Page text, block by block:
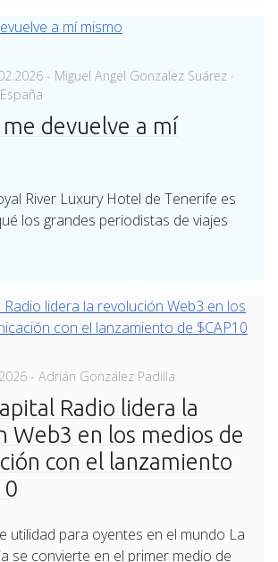
- Miguel Angel Gonzalez Suárez ·
devuelve a mí
River Luxury Hotel de Tenerife es
los grandes periodistas de viajes
- Adrián González Padilla
Radio lidera la
Web3 en los medios de
con el lanzamiento
utilidad para oyentes en el mundo La
se convierte en el primer medio de